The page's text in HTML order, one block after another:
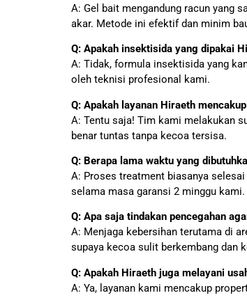
A: Gel bait mengandung racun yang
akar. Metode ini efektif dan minim
Q: Apakah insektisida yang dipakai
A: Tidak, formula insektisida yang
oleh teknisi profesional kami.
Q: Apakah layanan Hiraeth
A: Tentu saja! Tim kami melakukan
benar tuntas tanpa kecoa tersisa.
Q: Berapa lama waktu yang
A: Proses treatment biasanya
selama masa garansi 2 minggu kami.
Q: Apa saja tindakan pencegahan
A: Menjaga kebersihan terutama di
supaya kecoa sulit berkembang dan
Q: Apakah Hiraeth juga melayani
A: Ya, layanan kami mencakup